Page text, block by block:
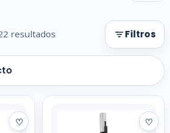
resultados Filtros